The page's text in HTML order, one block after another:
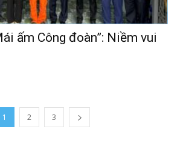
ấm Công đoàn”: Niềm vui
1 2 3